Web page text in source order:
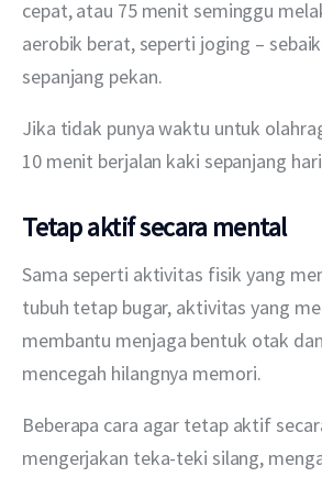
cepat, atau 75 menit seminggu
aerobik berat, seperti joging –
sepanjang pekan.
Jika tidak punya waktu untuk
10 menit berjalan kaki sepanjang
Tetap aktif secara mental
Sama seperti aktivitas fisik yang
tubuh tetap bugar, aktivitas yang
membantu menjaga bentuk otak
mencegah hilangnya memori.
Beberapa cara agar tetap aktif
mengerjakan teka-teki silang,